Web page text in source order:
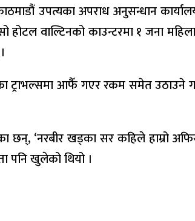
उपत्यका अपराध अनुसन्धान
होटल वाल्टिनको काउन्टरमा १ जना
ट्राभल्समा आफैँ गएर रकम समेत
‘नरबीर खड्का सर कहिले हाम्रो
पनि खुलेको थियो ।